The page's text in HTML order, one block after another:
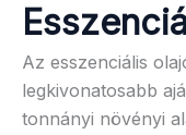
Az esszenciális
legkivonatosabb
tonnányi növényi